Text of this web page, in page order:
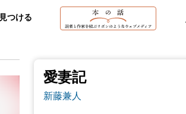
見つける
愛妻記
新藤兼人